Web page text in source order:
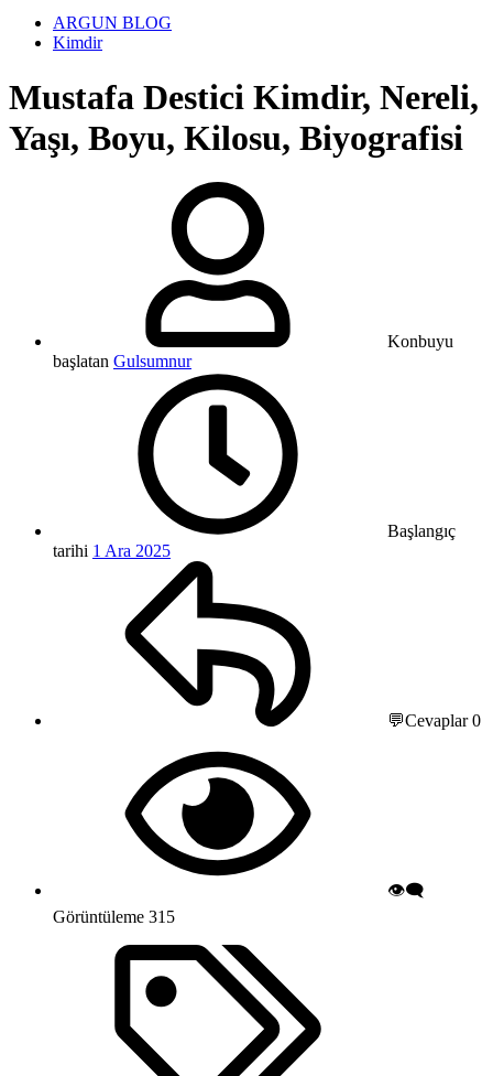
ARGUN BLOG
Kimdir
Mustafa Destici Kimdir, Nereli,
Yaşı, Boyu, Kilosu, Biyografisi
Konbuyu
başlatan Gulsumnur
Başlangıç
tarihi 1 Ara 2025
💬Cevaplar0
👁️‍🗨️
Görüntüleme 315